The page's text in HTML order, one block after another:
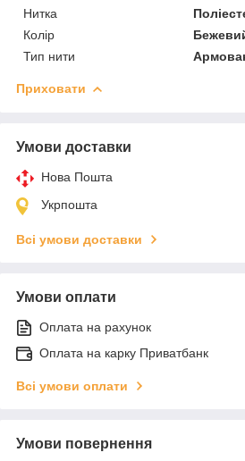
Нитка
Колір
Тип нити
Приховати
Умови доставки
Нова Пошта
Укрпошта
Всі умови доставки
Умови оплати
Оплата на рахунок
Оплата на карку Приватбанк
Всі умови оплати
Умови повернення